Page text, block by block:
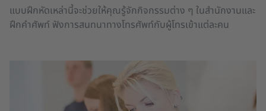
แบบฝึกหัดเหล่านี้จะช่วยให้คุณรู้จักกิจกรรมต่าง ๆ ในสำนักงานและ
ฝึกคำศัพท์ ฟังการสนทนาทางโทรศัพท์กับผู้โทรเข้าแต่ละคน